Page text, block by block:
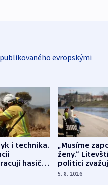
evropskými
i technika.
hasiči z
zemí
„Musíme
ženy.“
politici
dohodu o
5. 8. 2026